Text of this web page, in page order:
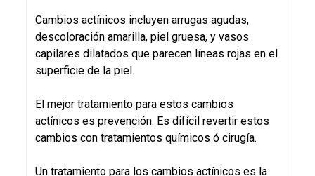
Cambios actínicos incluyen arrugas agudas,
descoloración amarilla, piel gruesa, y vasos
capilares dilatados que parecen líneas rojas en el
superficie de la piel.
El mejor tratamiento para estos cambios
actínicos es prevención. Es difícil revertir estos
cambios con tratamientos químicos ó cirugía.
Un tratamiento para los cambios actínicos es la